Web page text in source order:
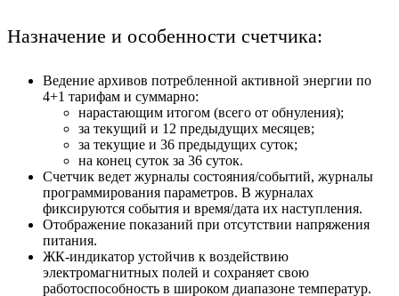
Назначение и особенности счетчика:
Ведение архивов потребленной активной энергии по
4+1 тарифам и суммарно:
нарастающим итогом (всего от обнуления);
за текущий и 12 предыдущих месяцев;
за текущие и 36 предыдущих суток;
на конец суток за 36 суток.
Счетчик ведет журналы состояния/событий, журналы
программирования параметров. В журналах
фиксируются события и время/дата их наступления.
Отображение показаний при отсутствии напряжения
питания.
ЖК-индикатор устойчив к воздействию
электромагнитных полей и сохраняет свою
работоспособность в широком диапазоне температур.